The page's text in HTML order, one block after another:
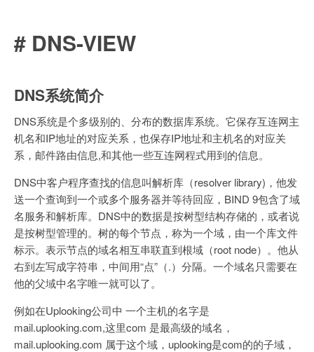
# DNS-VIEW
DNS系统简介
DNS系统是个多级别的、分布的数据库系统。它保存互连网主
机名和IP地址的对应关系，也保存IP地址和主机名的对应关
系，邮件路由信息,和其他一些互连网程式用到的信息。
DNS中客户程序查找的信息叫解析库（resolver library)，他发
送一个查询到一个或多个服务器并等待回应，BIND 9包含了域
名服务和解析库。DNS中的数据是按树型结构存储的，或者说
是按树型管理的。树的每个节点，称为一个域，由一个库文件
标示。表示节点的域名相互串联直到根域（root node）。他从
右到左写成字符串，中间用“点”（.）分隔。一个域名只需要在
他的父域中名字唯一就可以了。
例如在Uplooking公司中 一个主机的名字是
mail.uplooking.com,这里com 是最高级的域名，
mail.uplooking.com 属于这个域，uplooking是com的的子域，